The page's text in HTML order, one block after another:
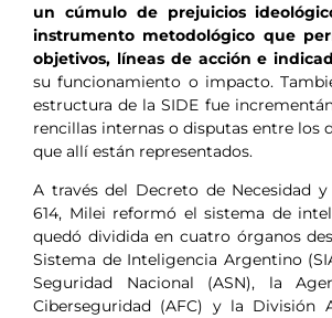
un cúmulo de prejuicios
instrumento metodológico que
objetivos, líneas de acción e
su funcionamiento o impacto.
estructura de la SIDE fue
rencillas internas o disputas entre los
que allí están representados.
A través del Decreto de Necesidad
614, Milei reformó el sistema de
quedó dividida en cuatro órganos
Sistema de Inteligencia Argentino
Seguridad Nacional (ASN), la
Ciberseguridad (AFC) y la División